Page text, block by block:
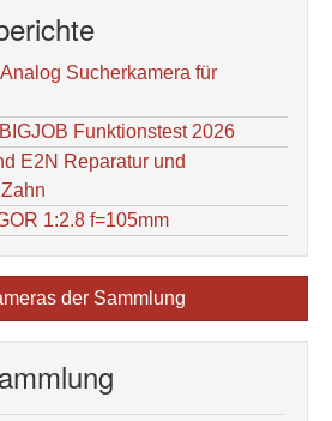
Sucherkamera für
Funktionstest 2026
E2N Reparatur und
1:2.8 f=105mm
der Sammlung